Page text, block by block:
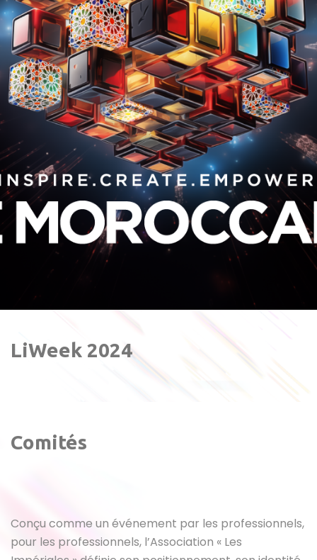
LiWeek 2024
Comités
Conçu comme un événement par les professionnels,
pour les professionnels, l’Association « Les